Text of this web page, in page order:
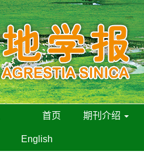
首页 期刊介绍
English